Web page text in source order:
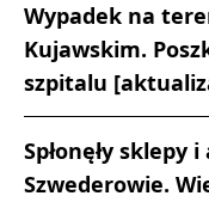
Wypadek na
Kujawskim.
szpitalu
Spłonęły sklepy
Szwederowie.